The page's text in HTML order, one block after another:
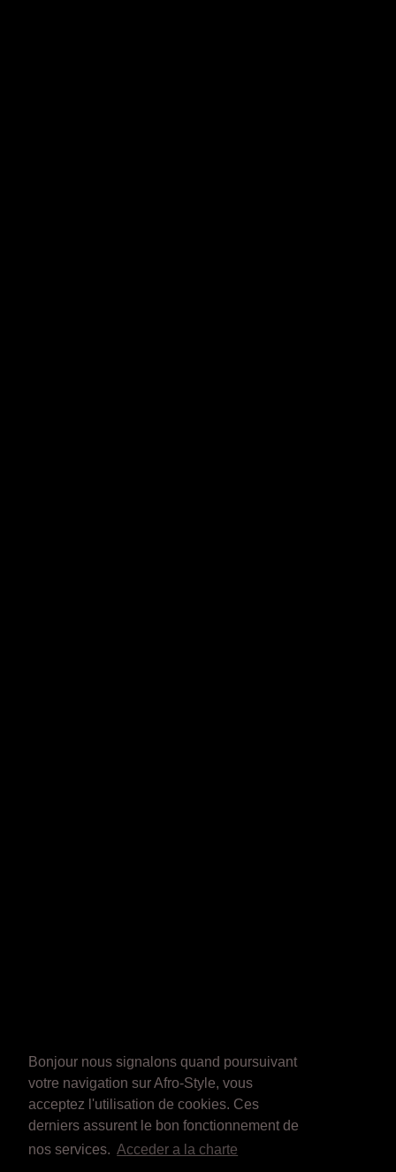
Bonjour nous signalons quand poursuivant
votre navigation sur Afro-Style, vous
acceptez l'utilisation de cookies. Ces
derniers assurent le bon fonctionnement de
nos services. Acceder a la charte